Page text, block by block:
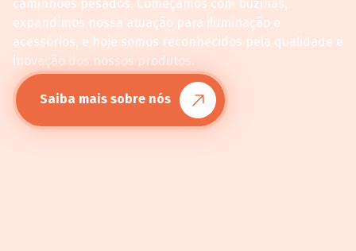
caminhões pesados. Começamos com buzinas,
expandimos nossa atuação para iluminação e
acessórios, e hoje somos reconhecidos pela qualidade e
inovação dos nossos produtos.
Saiba mais sobre nós